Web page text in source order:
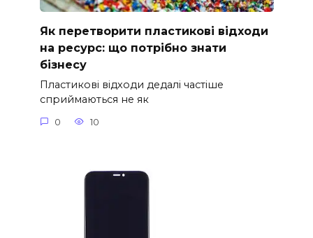
Як перетворити пластикові відходи
на ресурс: що потрібно знати
бізнесу
Пластикові відходи дедалі частіше
сприймаються не як
0 10